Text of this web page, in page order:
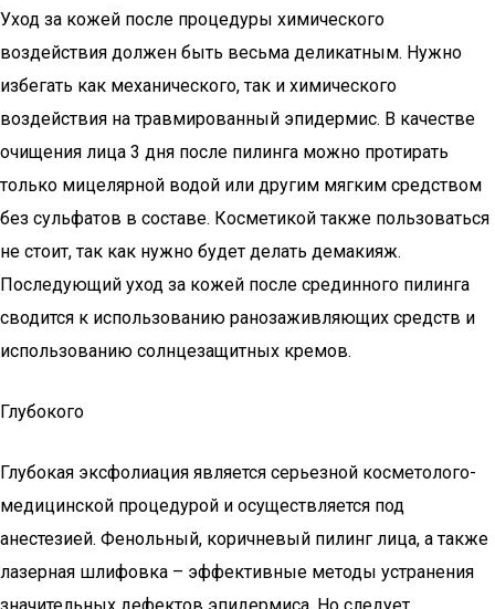
Уход за кожей после процедуры химического
воздействия должен быть весьма деликатным. Нужно
избегать как механического, так и химического
воздействия на травмированный эпидермис. В качестве
очищения лица 3 дня после пилинга можно протирать
только мицелярной водой или другим мягким средством
без сульфатов в составе. Косметикой также пользоваться
не стоит, так как нужно будет делать демакияж.
Последующий уход за кожей после срединного пилинга
сводится к использованию ранозаживляющих средств и
использованию солнцезащитных кремов.
Глубокого
Глубокая эксфолиация является серьезной косметолого-
медицинской процедурой и осуществляется под
анестезией. Фенольный, коричневый пилинг лица, а также
лазерная шлифовка – эффективные методы устранения